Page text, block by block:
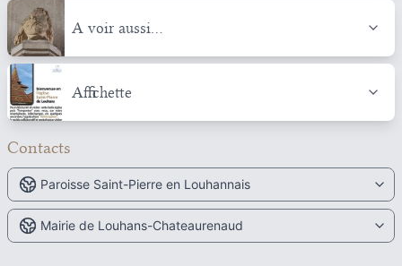
A voir aussi...
Affichette
Contacts
Paroisse Saint-Pierre en Louhannais
Mairie de Louhans-Chateaurenaud